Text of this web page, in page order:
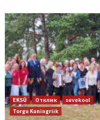
EKSÜ Отклик
suvekool
Torgu Kuningriik